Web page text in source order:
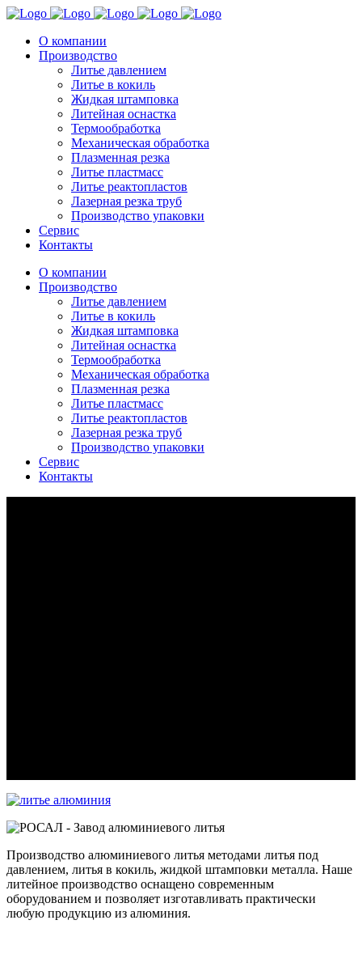
О компании
Производство
Литье давлением
Литье в кокиль
Жидкая штамповка
Литейная оснастка
Термообработка
Механическая обработка
Плазменная резка
Литье пластмасс
Литье реактопластов
Лазерная резка труб
Производство упаковки
Сервис
Контакты
О компании
Производство
Литье давлением
Литье в кокиль
Жидкая штамповка
Литейная оснастка
Термообработка
Механическая обработка
Плазменная резка
Литье пластмасс
Литье реактопластов
Лазерная резка труб
Производство упаковки
Сервис
Контакты
Производство алюминиевого литья методами литья под
давлением, литья в кокиль, жидкой штамповки металла. Наше
литейное производство оснащено современным
оборудованием и позволяет изготавливать практически
любую продукцию из алюминия.